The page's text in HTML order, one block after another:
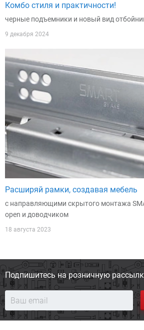
Комбо стиля и практичности!
черные подъемники и новый вид
9 декабря 2024
Расширяй рамки, создавая мебель
с направляющими скрытого монтажа
open и доводчиком
18 августа 2023
Подпишитесь на розничную